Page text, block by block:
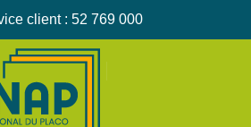
client : 52 769 000